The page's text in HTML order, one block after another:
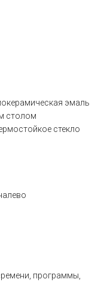
эмаль
столом
стекло
программы,